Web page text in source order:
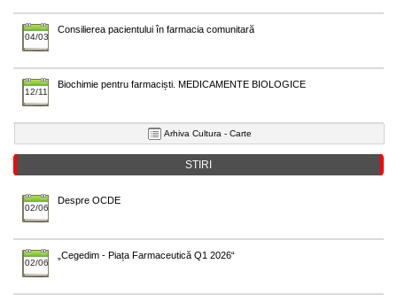
04/03
Consilierea pacientului în farmacia comunitară
12/11
Biochimie pentru farmaciști. MEDICAMENTE BIOLOGICE
Arhiva Cultura - Carte
STIRI
02/06
Despre OCDE
02/06
„Cegedim - Piața Farmaceutică Q1 2026“